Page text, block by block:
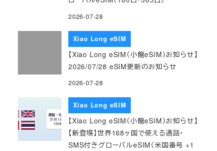
2026-07-28
Xiao Long eSIM
【Xiao Long eSIM（小龍eSIM）お知らせ】
2026/07/28 eSIM更新のお知らせ
2026-07-28
Xiao Long eSIM
【Xiao Long eSIM（小龍eSIM）お知らせ】
【新登場】世界168ヶ国で使える通話・
SMS付きグローバルeSIM（米国番号 +1